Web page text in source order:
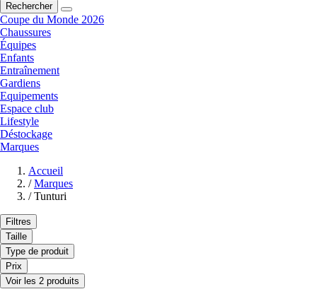
Rechercher
Coupe du Monde 2026
Chaussures
Équipes
Enfants
Entraînement
Gardiens
Equipements
Espace club
Lifestyle
Déstockage
Marques
Accueil
/ Marques
/ Tunturi
Filtres
Taille
Type de produit
Prix
Voir les 2 produits